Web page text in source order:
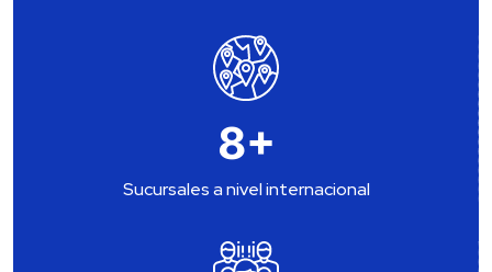
8+
Sucursales a nivel internacional